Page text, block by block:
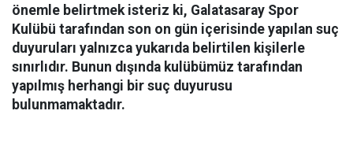
önemle belirtmek isteriz ki, Galatasaray Spor
Kulübü tarafından son on gün içerisinde yapılan suç
duyuruları yalnızca yukarıda belirtilen kişilerle
sınırlıdır. Bunun dışında kulübümüz tarafından
yapılmış herhangi bir suç duyurusu
bulunmamaktadır.